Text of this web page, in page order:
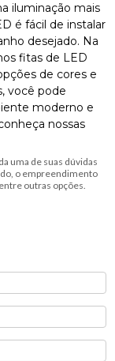
iluminação mais
é fácil de instalar
desejado. Na
fitas de LED
de cores e
você pode
moderno e
nossas
uma de suas dúvidas
o empreendimento
outras opções.